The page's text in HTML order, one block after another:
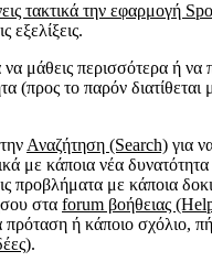
τακτικά την εφαρμογή
εξελίξεις.
μάθεις περισσότερα ή να
(προς το παρόν διατίθεται
Αναζήτηση (Search) για
με κάποια νέα
προβλήματα με κάποια
στα forum βοήθειας
πρόταση ή κάποιο σχόλιο,
.